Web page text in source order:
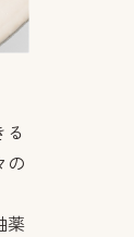
る
の
薬